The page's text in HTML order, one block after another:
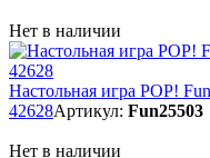
Нет в наличии
Настольная игра POP!
42628Артикул: Fun25503
Нет в наличии